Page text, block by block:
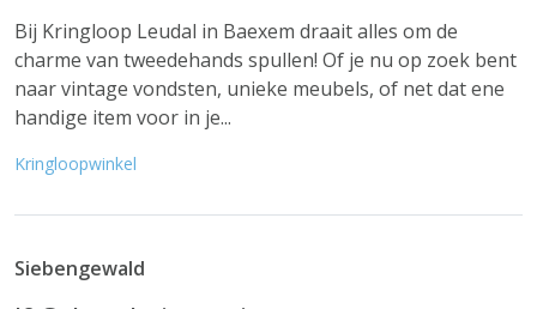
Bij Kringloop Leudal in Baexem draait alles om de
charme van tweedehands spullen! Of je nu op zoek bent
naar vintage vondsten, unieke meubels, of net dat ene
handige item voor in je...
Kringloopwinkel
Siebengewald